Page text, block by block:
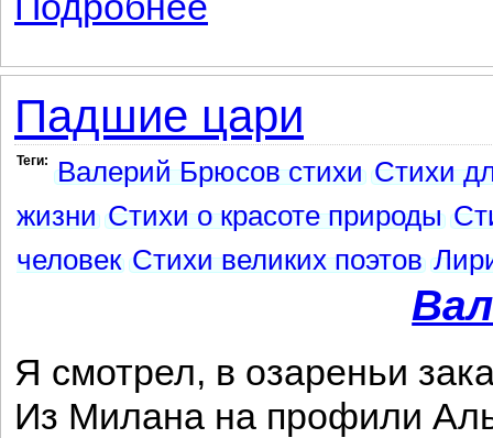
Падшие цари
Теги: Валерий Брюсов стихи Стихи
жизни Стихи о красоте природы
человек Стихи великих поэтов
Я смотрел, в озареньи
Из Милана на профили